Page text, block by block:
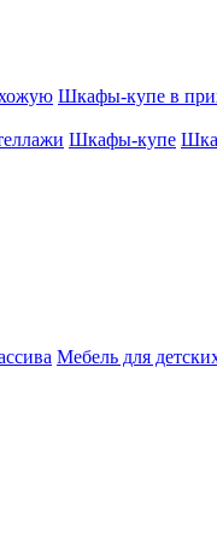
Шкафы-купе в
Шкафы-купе
Мебель для